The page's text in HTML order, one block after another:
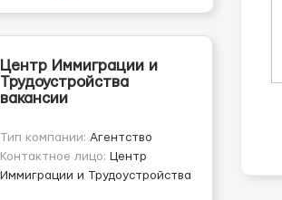
Центр Иммиграции и
Трудоустройства
вакансии
Тип компании: Агентство
Контактное лицо: Центр
Иммиграции и Трудоустройства